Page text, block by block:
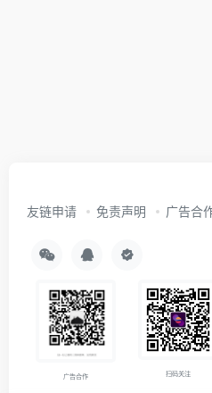
友链申请 免责声明 广告合
广告合作 扫码关注